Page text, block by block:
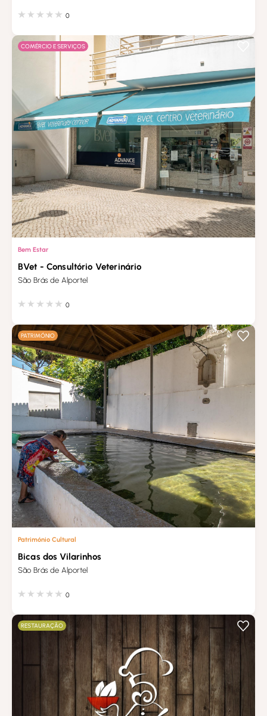
0
COMÉRCIO E SERVIÇOS
Bem Estar
BVet - Consultório Veterinário
São Brás de Alportel
0
PATRIMÓNIO
Património Cultural
Bicas dos Vilarinhos
São Brás de Alportel
0
RESTAURAÇÃO